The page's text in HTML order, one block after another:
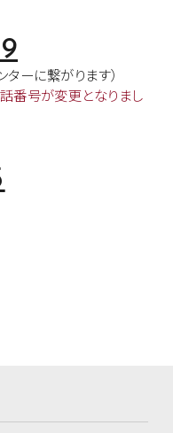
ターに繋がります）
番号が変更となりまし